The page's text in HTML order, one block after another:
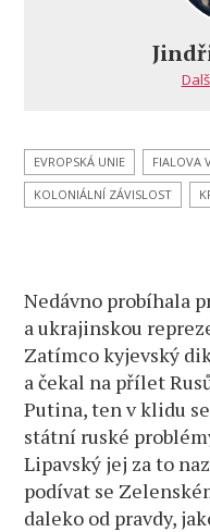
EVROPSKÁ UNIE
FIALOVA
KOLONIÁLNÍ ZÁVISLOST
Nedávno probíhala
a ukrajinskou
Zatímco kyjevský
a čekal na přílet
Putina, ten v klidu
státní ruské
Lipavský jej za to
podívat se
daleko od pravdy,